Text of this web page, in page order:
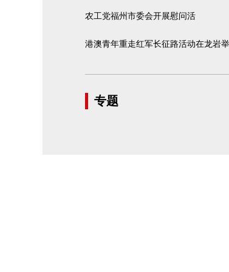
农工党福州市委会开展慰问活
港澳青年重走红军长征路活动在龙岩
专题